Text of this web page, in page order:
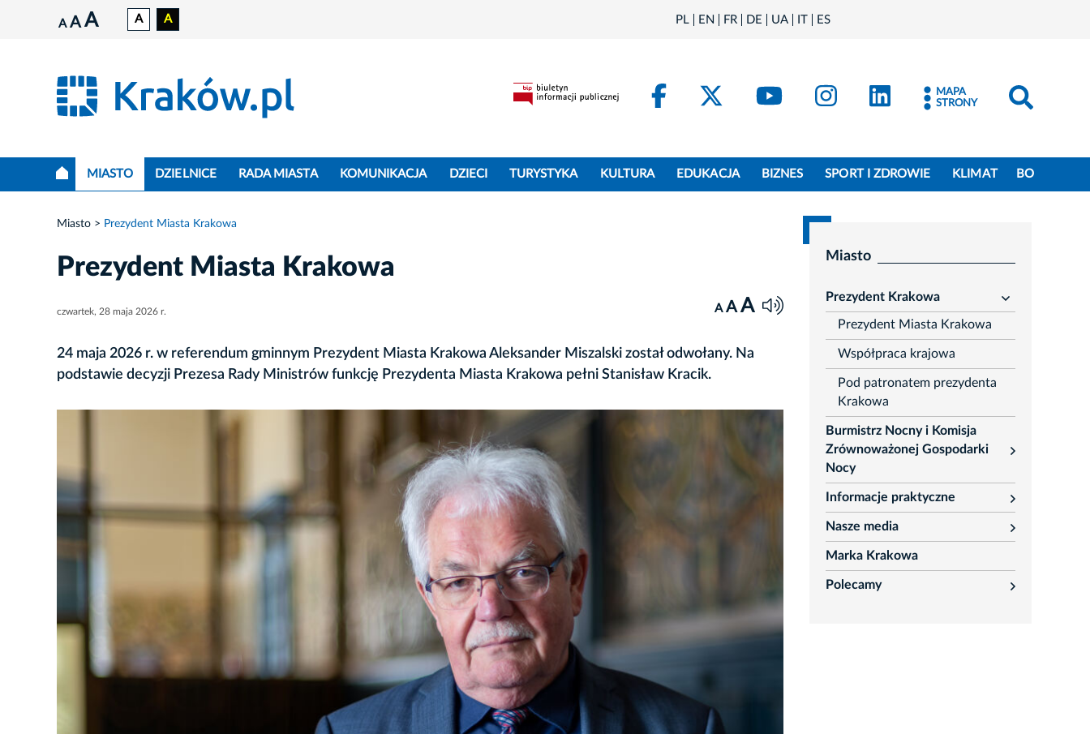
A A A A A PL EN FR DE UA IT ES
FacebookKraków - X
Kraków - YouTube
Kraków - Instagram
Kraków - LinkedIn
MAPA
STRONY
MIASTO DZIELNICE RADA MIASTA KOMUNIKACJA DZIECI TURYSTYKA KULTURA EDUKACJA BIZNES SPORT I ZDROWIE KLIMAT BO
Miasto Prezydent Miasta Krakowa
Prezydent Miasta Krakowa
czwartek, 28 maja 2026 r. A A A
24 maja 2026 r. w referendum gminnym Prezydent Miasta Krakowa Aleksander Miszalski został odwołany. Na
podstawie decyzji Prezesa Rady Ministrów funkcję Prezydenta Miasta Krakowa pełni Stanisław Kracik.
Miasto
Prezydent Krakowa
rozwiń
Prezydent Miasta Krakowa
Współpraca krajowa
Pod patronatem prezydenta
Krakowa
Burmistrz Nocny i Komisja
Zrównoważonej Gospodarki
Nocy
rozwiń
Informacje praktyczne
rozwiń
Nasze media
rozwiń
Marka Krakowa
Polecamy
rozwiń